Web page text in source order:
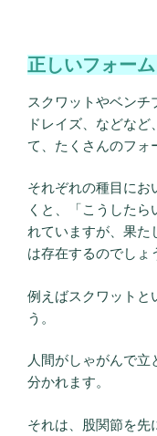
正しいフォー
スクワットやベンチ
ドレイズ、などな
て、たくさんのフォ
それぞれの種目にお
くと、「こうした
れていますが、果た
は存在するのでしょ
例えばスクワットと
う。
人間がしゃがんで立
分かれます。
それは、股関節を先